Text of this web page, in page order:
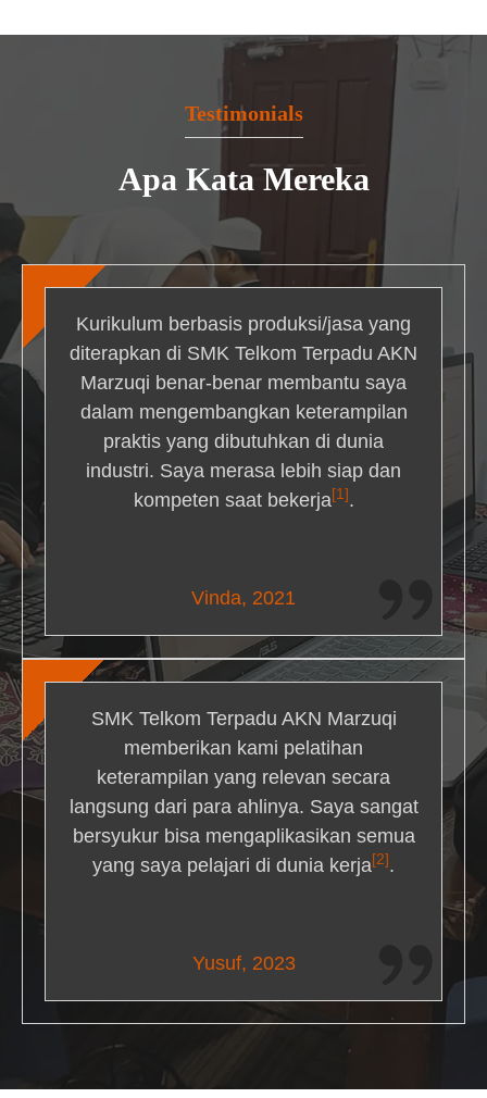
Testimonials
Apa Kata Mereka
Kurikulum berbasis produksi/jasa yang
diterapkan di SMK Telkom Terpadu AKN
Marzuqi benar-benar membantu saya
dalam mengembangkan keterampilan
praktis yang dibutuhkan di dunia
industri. Saya merasa lebih siap dan
kompeten saat bekerja[1] .
Vinda, 2021
SMK Telkom Terpadu AKN Marzuqi
memberikan kami pelatihan
keterampilan yang relevan secara
langsung dari para ahlinya. Saya sangat
bersyukur bisa mengaplikasikan semua
yang saya pelajari di dunia kerja[2] .
Yusuf, 2023